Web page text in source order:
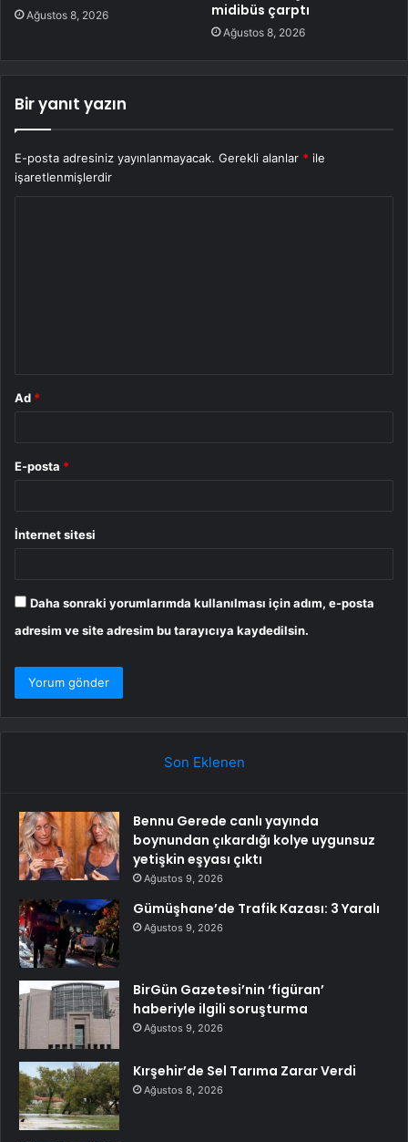
Ağustos 8, 2026
midibüs çarptı
Ağustos 8, 2026
Bir yanıt yazın
E-posta adresiniz yayınlanmayacak. Gerekli alanlar * ile
işaretlenmişlerdir
Ad *
E-posta *
İnternet sitesi
Daha sonraki yorumlarımda kullanılması için adım, e-posta
adresim ve site adresim bu tarayıcıya kaydedilsin.
Son Eklenen
Bennu Gerede canlı yayında
boynundan çıkardığı kolye uygunsuz
yetişkin eşyası çıktı
Ağustos 9, 2026
Gümüşhane’de Trafik Kazası: 3 Yaralı
Ağustos 9, 2026
BirGün Gazetesi’nin ‘figüran’
haberiyle ilgili soruşturma
Ağustos 9, 2026
Kırşehir’de Sel Tarıma Zarar Verdi
Ağustos 8, 2026